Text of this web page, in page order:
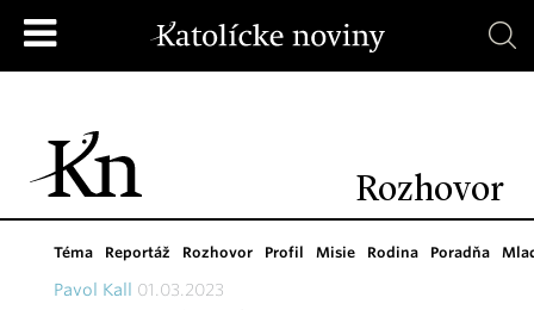
Rozhovor
Téma Reportáž Rozhovor Profil Misie Rodina Poradňa
Pavol Kall 01.03.2023